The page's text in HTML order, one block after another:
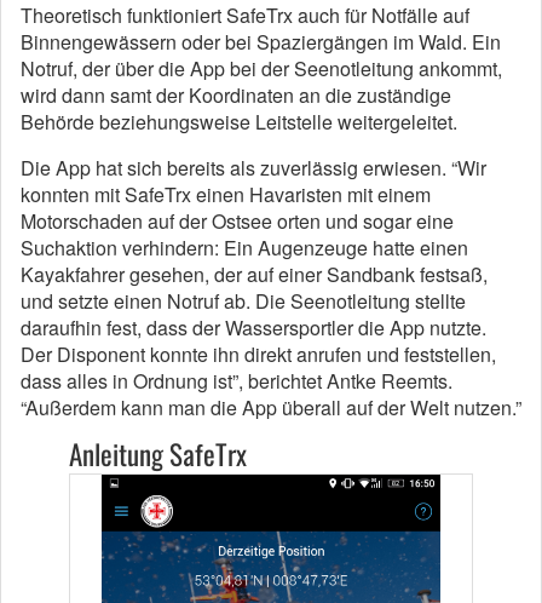
Theoretisch funktioniert SafeTrx auch für Notfälle auf
Binnengewässern oder bei Spaziergängen im Wald. Ein
Notruf, der über die App bei der Seenotleitung ankommt,
wird dann samt der Koordinaten an die zuständige
Behörde beziehungsweise Leitstelle weitergeleitet.
Die App hat sich bereits als zuverlässig erwiesen. “Wir
konnten mit SafeTrx einen Havaristen mit einem
Motorschaden auf der Ostsee orten und sogar eine
Suchaktion verhindern: Ein Augenzeuge hatte einen
Kayakfahrer gesehen, der auf einer Sandbank festsaß,
und setzte einen Notruf ab. Die Seenotleitung stellte
daraufhin fest, dass der Wassersportler die App nutzte.
Der Disponent konnte ihn direkt anrufen und feststellen,
dass alles in Ordnung ist”, berichtet Antke Reemts.
“Außerdem kann man die App überall auf der Welt nutzen.”
Anleitung SafeTrx